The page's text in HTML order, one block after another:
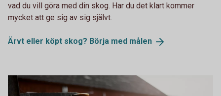
vad du vill göra med din skog. Har du det klart kommer
mycket att ge sig av sig självt.
Ärvt eller köpt skog? Börja med målen